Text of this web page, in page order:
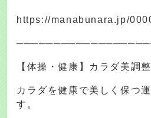
https://manabunara.jp/
【体操・健康】カラダ美調整
カラダを健康で美しく保つ
す。